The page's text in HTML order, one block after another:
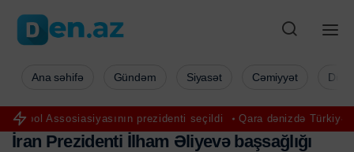
prezidenti seçildi Qara dənizdə Türkiyə gəmisinə
Ana səhifə Gündəm Siyasət Cəmiyyət
İran Prezidenti İlham Əliyevə başsağlığı